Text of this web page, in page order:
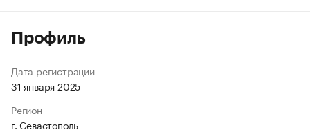
Профиль
Дата регистрации
31 января 2025
Регион
г. Севастополь